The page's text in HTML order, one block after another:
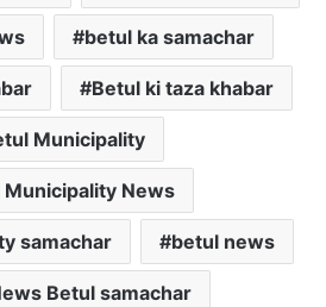
betul ka samachar
Betul ki taza khabar
Municipality
News
samachar betul news
Betul samachar